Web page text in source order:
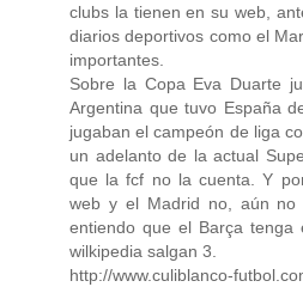
clubs la tienen en su web,
diarios deportivos como el
importantes.
Sobre la Copa Eva Duarte
Argentina que tuvo España
jugaban el campeón de liga
un adelanto de la actual
que la fcf no la cuenta. Y
web y el Madrid no, aún no
entiendo que el Barça
wilkipedia salgan 3.
http://www.culiblanco-